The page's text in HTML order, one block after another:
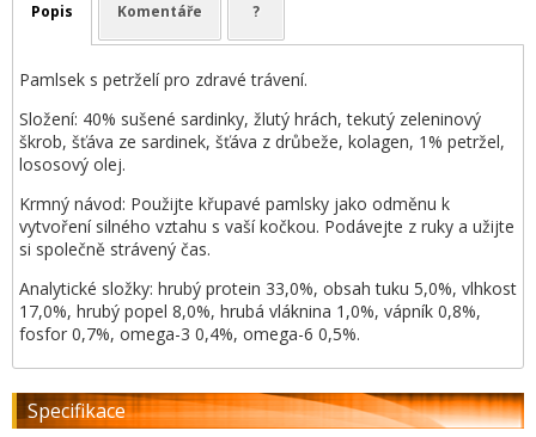
Popis Komentáře ?
Pamlsek s petrželí pro zdravé trávení.
Složení: 40% sušené sardinky, žlutý hrách, tekutý zeleninový
škrob, šťáva ze sardinek, šťáva z drůbeže, kolagen, 1% petržel,
lososový olej.
Krmný návod: Použijte křupavé pamlsky jako odměnu k
vytvoření silného vztahu s vaší kočkou. Podávejte z ruky a užijte
si společně strávený čas.
Analytické složky: hrubý protein 33,0%, obsah tuku 5,0%, vlhkost
17,0%, hrubý popel 8,0%, hrubá vláknina 1,0%, vápník 0,8%,
fosfor 0,7%, omega-3 0,4%, omega-6 0,5%.
Specifikace